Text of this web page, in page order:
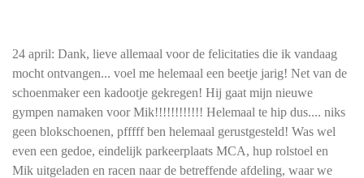
24 april: Dank, lieve allemaal voor de felicitaties die ik vandaag
mocht ontvangen... voel me helemaal een beetje jarig! Net van de
schoenmaker een kadootje gekregen! Hij gaat mijn nieuwe
gympen namaken voor Mik!!!!!!!!!!!! Helemaal te hip dus.... niks
geen blokschoenen, pfffff ben helemaal gerustgesteld! Was wel
even een gedoe, eindelijk parkeerplaats MCA, hup rolstoel en
Mik uitgeladen en racen naar de betreffende afdeling, waar we